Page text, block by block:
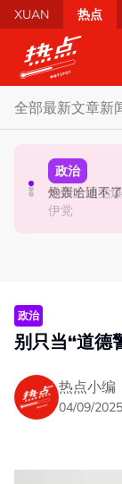
Skip to main
XUAN 热点
全部最新文章新
政治
促努鲁依莎辞职后勿重
正党
政治
登州土团党爆出走潮 哈迪公开“挖角
伊党
政治
政治
别只当“道德
热点小编
04/09/